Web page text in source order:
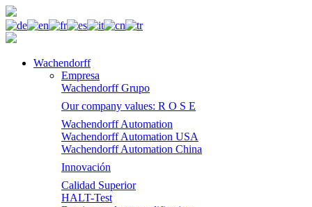
Wachendorff
Empresa
Wachendorff Grupo
Our company values: R O S E
Wachendorff Automation
Wachendorff Automation USA
Wachendorff Automation China
Innovación
Calidad Superior
HALT-Test